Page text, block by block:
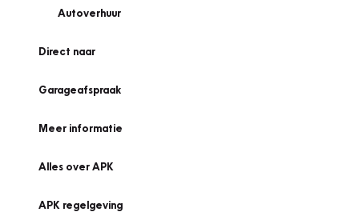
Autoverhuur
Direct naar
Garageafspraak
Meer informatie
Alles over APK
APK regelgeving